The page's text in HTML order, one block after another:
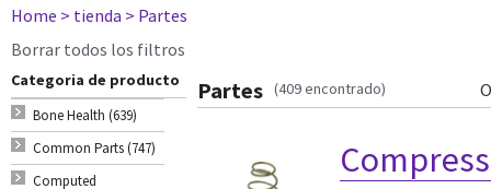
Home > tienda > Partes
Borrar todos los filtros
Categoria de producto
Bone Health (639)
Common Parts (747)
Computed
Partes (409 encontrado)